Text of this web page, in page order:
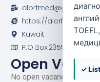
✓
alorfmed@alorf.com
https://alorf.com/
Kuwait
P.O Box:2355
Open
No open vacancies at the